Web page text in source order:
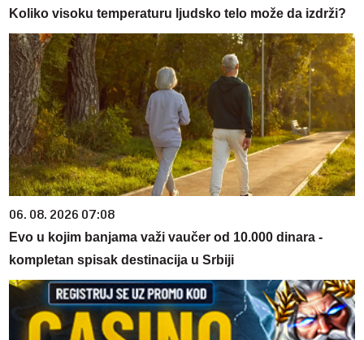
Koliko visoku temperaturu ljudsko telo može da izdrži?
06. 08. 2026 07:08
Evo u kojim banjama važi vaučer od 10.000 dinara -
kompletan spisak destinacija u Srbiji